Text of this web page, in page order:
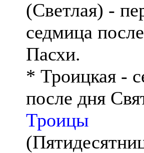
(Светлая) -
седмица после
Пасхи.
* Троицкая -
после дня
Троицы